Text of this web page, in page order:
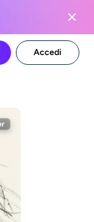
Accedi